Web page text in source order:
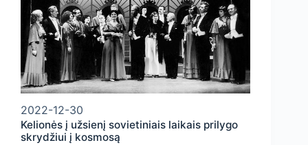
2022-12-30
Kelionės į užsienį sovietiniais laikais prilygo
skrydžiui į kosmosą